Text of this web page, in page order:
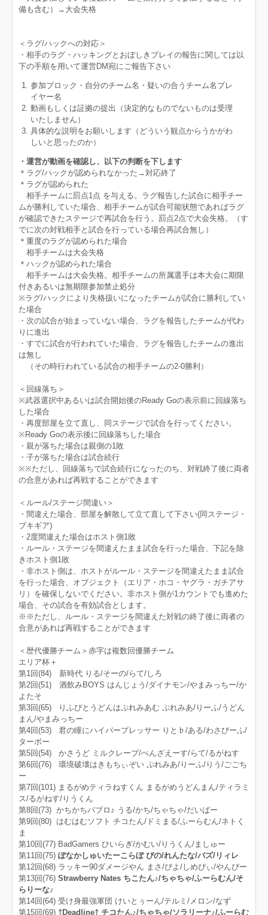
備も含む）→大会失格
＜ラグ/ハックへの対応＞
・相手のラグ・ハッキングとおぼしきプレイの報告に関しては以
下の手順を用いて運営DM宛にご報告下さい
参加ブロック・自分のチーム名・疑いの合うチーム名プレ
イヤー名
動画もしくは証拠の提出（決定的なものでないものは受理
いたしません）
具体的な説明をお願いします（どういう観点からうかがわ
しいと思ったのか）
・運営が動画を確認し、以下の判断を下します
＊ラグ/ハックが認められなかった→対応終了
＊ラグが認められた
相手チームに罰点1点 を与える。ラグ報告した試合に相手チー
ムが勝利していた場合、相手チームが試合可能状態であればラグ
が確認できたステージで再試合を行う。罰点2点で大会失格。（す
でに次の対戦相手と試合を行っている場合再試合無し）
＊重度のラグが認められた場合
相手チームは大会失格
＊ハックが認められた場合
相手チームは大会失格。相手チームの所属選手は本大会に期限
付きあるいは無期限参加禁止処分
※ラグ/ハックにより失格扱いになったチームが試合に勝利してい
た場合
・次の試合が始まっていない場合、ラグを報告したチームが代わ
りに進出
・すでに試合が行われていた場合、ラグを報告したチームの進出
は無し
（その時行われている試合の相手チームの2-0勝利）
＜回線落ち＞
※武器選択中あるいは試合開始後のReady Goの表示前に回線落ち
した場合
・再度部屋を立て直し、同ステージで試合を行ってください。
※Ready Goの表示後に回線落ちした場合
・親が落ちた場合は親側の1敗
・子が落ちた場合は試合続行
※※ただし、回線落ちで試合続行になったのち、対戦終了後に両者
の合意があれば再戦することができます
＜ルール/ステージ間違い＞
・間違えた場合、部屋を解散して立て直して下さい(同ステージ・
ブキギア)
・2度間違えた場合はホスト側1敗
・ルール・ステージを間違えたまま試合を行った場合、下記を除
きホスト側1敗
・非ホスト側は、ホストがルール・ステージを間違えたまま試合
を行った場合、オブジェクト（エリア・ホコ・ヤグラ・ガチアサ
リ）を確保しないでください。非ホスト側が1カウントでも進めた
場合、その試合を有効試合とします。
※※ただし、ルール・ステージを間違えた対戦の終了後に両者の
合意があれば再戦することができます
＜歴代優勝チーム＞赤字は複数回優勝チーム
エリア杯＋
第1回(84) 新時代 りる/そーの/らて/しろ
第2回(51) 酒飲みBOYS はんじょう/ダイナモン/やまみっちー/か
よたそ
第3回(65) りふぴとうどんはぷれみあむ ぷれみあ/りーふ/うどん
まん/やまみっちー
第4回(53) 君の瞳にハイパープレッサー りと♭/ある/わさびーふ/
ターボー
第5回(54) かさうど ミルクレープ/べんざえーす/らて/るがねす
第6回(76) 環境破壊はきもちぃぞい ぷれみあ/りーふ/りう/ごごち
ー
第7回(101) まるがめティラねすくん まるがめうどんまん/ティラミ
ス/るがねす/りうくん
第8回(73) かちかちパブロ♪ うる/かち/ちゃちゃ/だいばー
第9回(80) はむはむソフト チコたん/ドミまる/ふーらむん/ネトく
ま
第10回(77) BadGamers ひいらぎ/かむい/りうくん/ましゅー
第11回(75) ぽなかしゅいたーこらぼ ぴの/れんたな/バズ/リィレ
第12回(68) ラッキー90ダメージやん まさ/ぴよ/しめぴぃ/やんぴー
第13回(76) Strawberry Nates ちこたん♪/ちゃちゃ/ふーらむん/そ
らりーな♪
第14回(64) 受け身最強軍団 けいとぅーん/テルミ/メロン/なず
第15回(69) †Deadline† チコたん♪/ちゃちゃ/ソラリーナ♪/ふーらむ